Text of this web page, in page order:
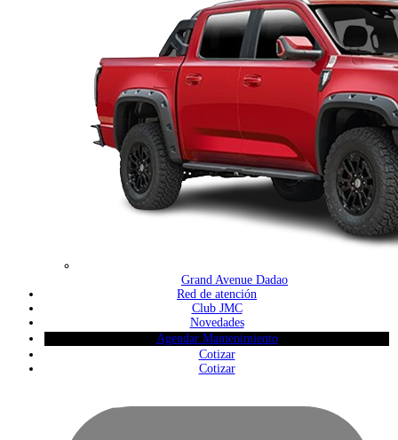
Grand Avenue Dadao
Red de atención
Club JMC
Novedades
Agendar Mantenimiento
Cotizar
Cotizar